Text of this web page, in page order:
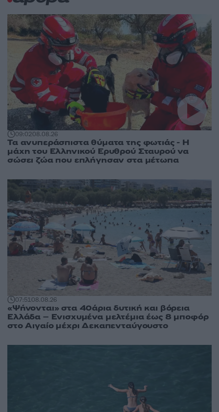
09:0208.08.26
Τα ανυπεράσπιστα θύματα της φωτιάς - Η
μάχη του Ελληνικού Ερυθρού Σταυρού να
σώσει ζώα που επλήγησαν στα μέτωπα
07:5108.08.26
«Ψήνονται» στα 40άρια δυτική και βόρεια
Ελλάδα – Ενισχυμένα μελτέμια έως 8 μποφόρ
στο Αιγαίο μέχρι Δεκαπενταύγουστο